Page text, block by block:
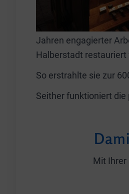
Jahren engagierter
Halberstadt restauriert
So erstrahlte sie zur
Seither funktioniert die
Mit Ihrer